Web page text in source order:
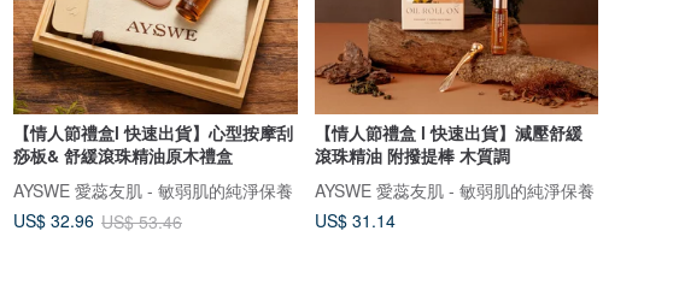
【情人節禮盒l 快速出貨】心型按摩刮
痧板& 舒緩滾珠精油原木禮盒
AYSWE 愛蕊友肌 - 敏弱肌的純淨保養
US$ 32.96 US$ 53.46
【情人節禮盒 l 快速出貨】減壓舒緩
滾珠精油 附撥提棒 木質調
AYSWE 愛蕊友肌 - 敏弱肌的純淨保養
US$ 31.14